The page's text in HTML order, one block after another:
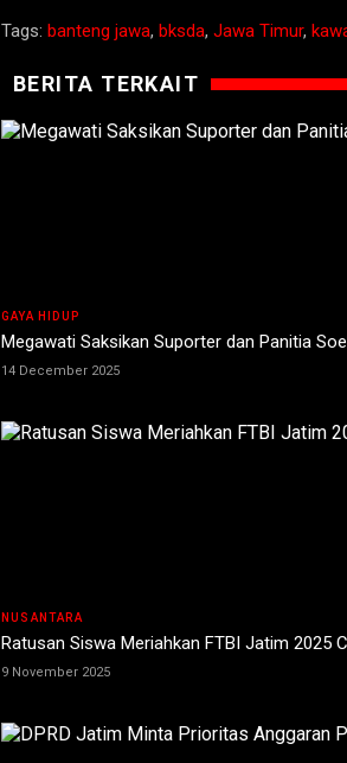
Tags: banteng jawa, bksda, Jawa Timur,
BERITA TERKAIT
GAYA HIDUP
Megawati Saksikan Suporter dan Panitia
14 December 2025
NUSANTARA
Ratusan Siswa Meriahkan FTBI Jatim 2025
9 November 2025